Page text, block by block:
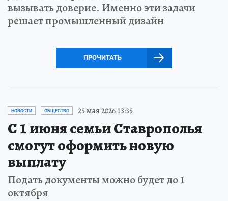
вызывать доверие. Именно эти задачи
решает промышленный дизайн
ПРОЧИТАТЬ
НОВОСТИ ОБЩЕСТВО 25 мая 2026 13:35
С 1 июня семьи Ставрополья
смогут оформить новую
выплату
Подать документы можно будет до 1
октября